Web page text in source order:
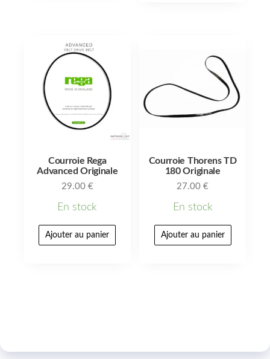
Courroie Rega
Advanced Originale
29.00 €
En stock
Ajouter au panier
Courroie Thorens TD
180 Originale
27.00€
En stock
Ajouter au panier